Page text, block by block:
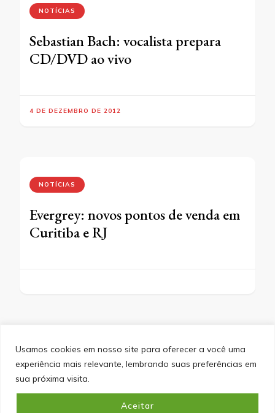
Usamos cookies em nosso site para oferecer a você uma
experiência mais relevante, lembrando suas preferências em
sua próxima visita.
Aceitar
NOTÍCIAS
Sebastian Bach: vocalista prepara
CD/DVD ao vivo
4 DE DEZEMBRO DE 2012
NOTÍCIAS
Evergrey: novos pontos de venda em
Curitiba e RJ
&cópia; Direitos Autorais 2026Portal do Inferno
SITEMAP POLÍTICA DE PRIVACIDADE
EQUIPE